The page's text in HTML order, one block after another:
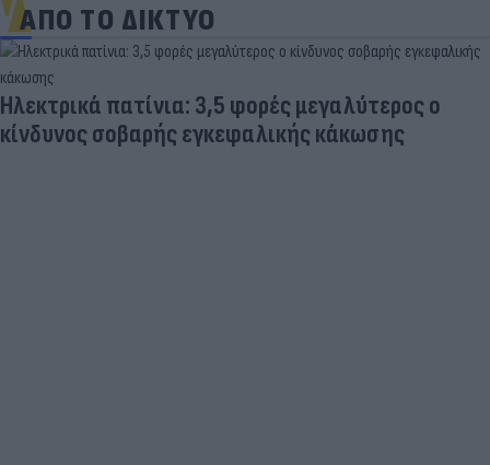
ΑΠΟ ΤΟ ΔΙΚΤΥΟ
Ηλεκτρικά πατίνια: 3,5 φορές μεγαλύτερος ο
κίνδυνος σοβαρής εγκεφαλικής κάκωσης